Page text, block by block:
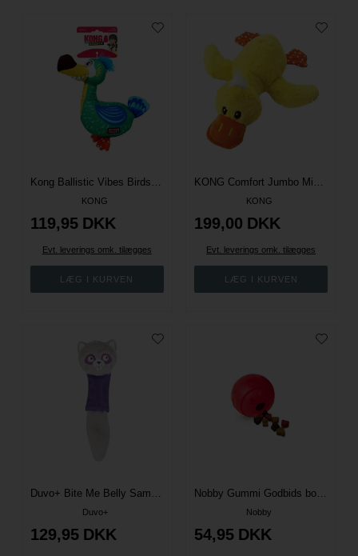
KONG
119,95 DKK
Evt. leverings omk. tilægges
KONG
199,00 DKK
Evt. leverings omk. tilægges
Duvo+ Bite Me Belly Sammy Egern
Duvo+
129,95 DKK
Nobby Gummi Godbids bold 8 cm - Assorterede farver
Nobby
54,95 DKK